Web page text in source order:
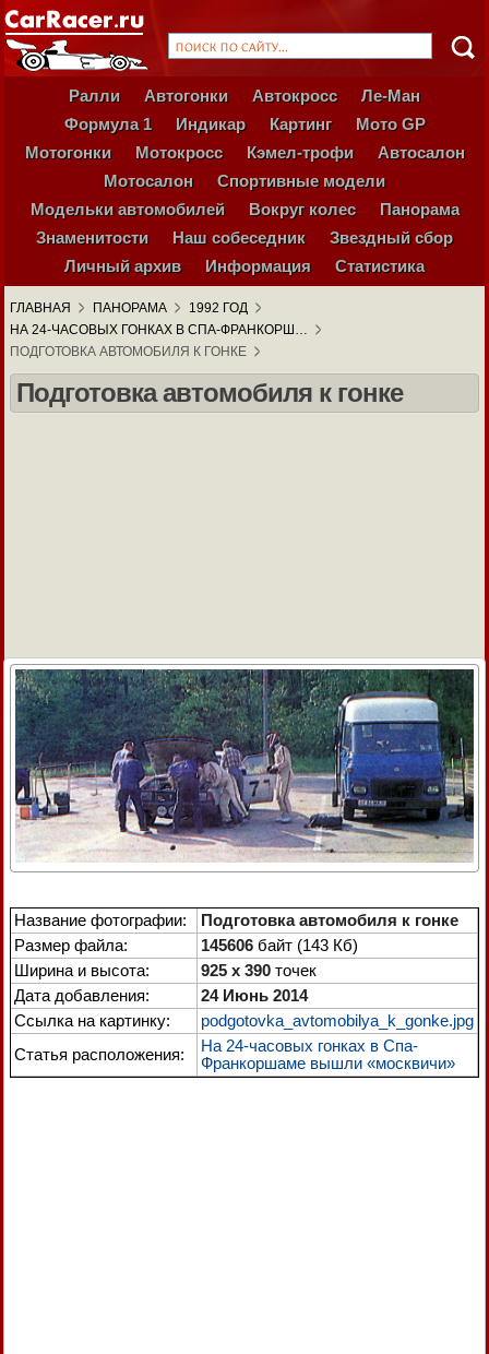
Ралли Автогонки Автокросс
Ле-Ман
Формула 1
Индикар Картинг
Мото GP
Мотогонки
Мотокросс Кэмел-трофи
Автосалон
Мотосалон
Спортивные модели
Модельки автомобилей
Вокруг колес
Панорама
Знаменитости
Наш собеседник
Звездный сбор
Личный архив
Информация Статистика
ГЛАВНАЯ ПАНОРАМА
1992 ГОД
НА 24-ЧАСОВЫХ ГОНКАХ В СПА-ФРАНКОРШ…
ПОДГОТОВКА АВТОМОБИЛЯ К ГОНКЕ
Подготовка автомобиля к гонке
Название фотографии:
Подготовка автомобиля к гонке
Размер файла:
145606 байт (143 Кб)
Ширина и высота:
925 x 390 точек
Дата добавления:
24 Июнь 2014
Ссылка на картинку:
podgotovka_avtomobilya_k_gonke.jpg
Статья расположения:
На 24-часовых гонках в Спа-
Франкоршаме вышли «москвичи»